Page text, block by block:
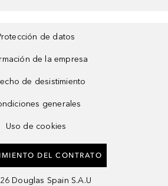
de datos
de la empresa
de desistimiento
generales
Uso de cookies
DEL CONTRATO
Douglas Spain S.A.U